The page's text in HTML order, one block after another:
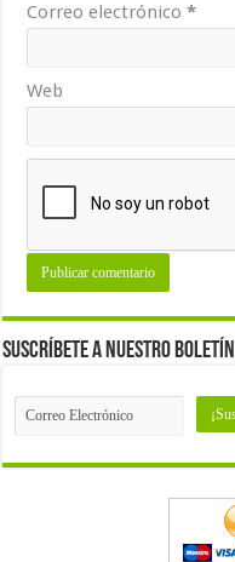
Correo electrónico*
Web
Suscríbete a nuestro Boletín